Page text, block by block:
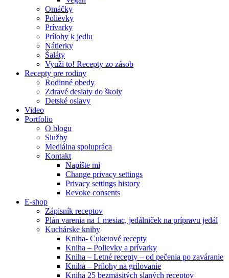
Omáčky
Polievky
Prívarky
Prílohy k jedlu
Nátierky
Šaláty
Využi to! Recepty zo zásob
Recepty pre rodiny
Rodinné obedy
Zdravé desiaty do školy
Detské oslavy
Video
Portfolio
O blogu
Služby
Mediálna spolupráca
Kontakt
Napíšte mi
Change privacy settings
Privacy settings history
Revoke consents
E-shop
Zápisník receptov
Plán varenia na 1 mesiac, jedálniček na prípravu jedál
Kuchárske knihy
Kniha- Cuketové recepty
Kniha – Polievky a prívarky
Kniha – Letné recepty – od pečenia po zaváranie
Kniha – Prílohy na grilovanie
Kniha 25 bezmäsitých slaných receptov